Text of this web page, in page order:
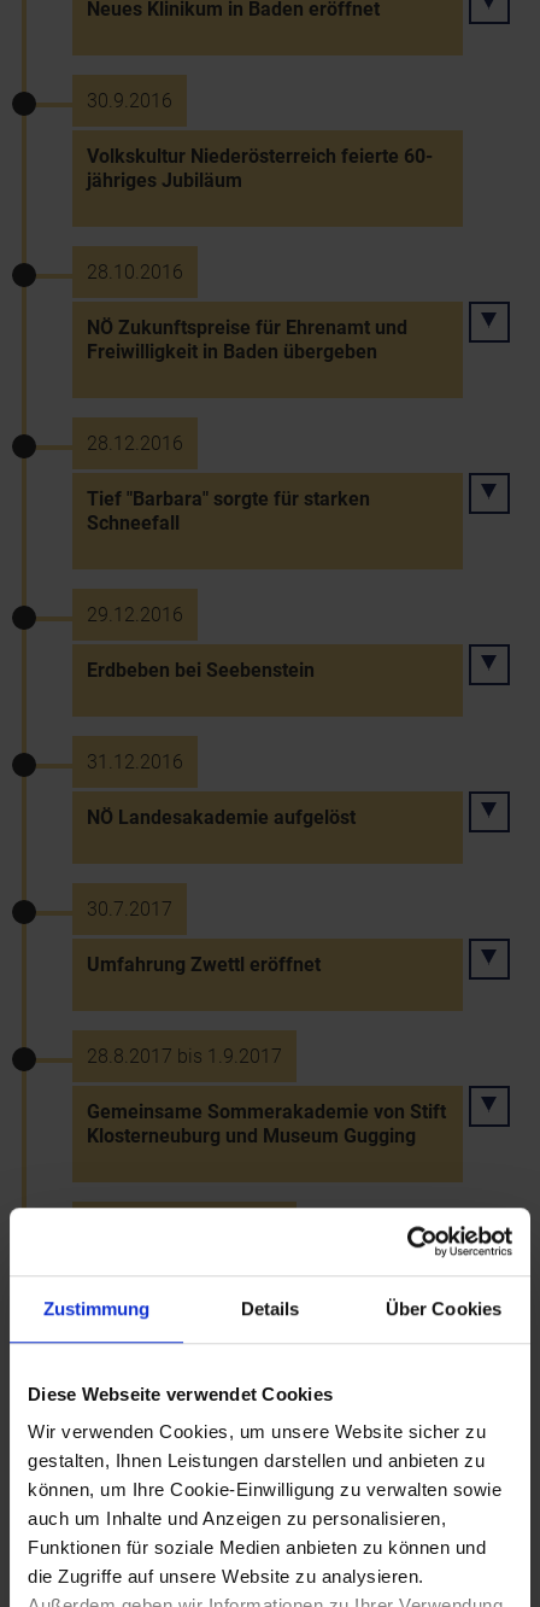
Zustimmung Details Über Cookies
Diese Webseite verwendet Cookies
Wir verwenden Cookies, um unsere Website sicher zu
gestalten, Ihnen Leistungen darstellen und anbieten zu
können, um Ihre Cookie-Einwilligung zu verwalten sowie
auch um Inhalte und Anzeigen zu personalisieren,
Funktionen für soziale Medien anbieten zu können und
die Zugriffe auf unsere Website zu analysieren.
Neues Klinikum in Baden eröffnet
30.9.2016
Volkskultur Niederösterreich feierte 60-
jähriges Jubiläum
28.10.2016
NÖ Zukunftspreise für Ehrenamt und
Freiwilligkeit in Baden übergeben
28.12.2016
Tief "Barbara" sorgte für starken
Schneefall
29.12.2016
Erdbeben bei Seebenstein
31.12.2016
NÖ Landesakademie aufgelöst
30.7.2017
Umfahrung Zwettl eröffnet
28.8.2017 bis 1.9.2017
Gemeinsame Sommerakademie von Stift
Klosterneuburg und Museum Gugging
Sommergespräche der Waldviertel
Akademie
29.10.2017
Sturm "Herwart" fegte über
Niederösterreich
29.11.2017